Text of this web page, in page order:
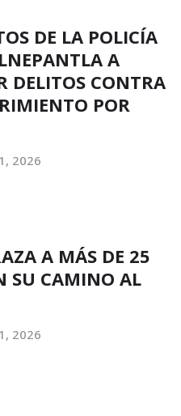
DE LA POLICÍA
A
DELITOS CONTRA
POR
2026
A MÁS DE 25
SU CAMINO AL
2026